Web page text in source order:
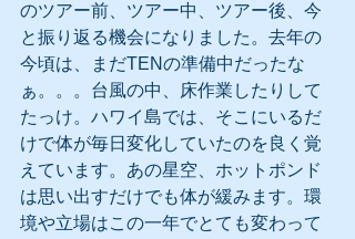
のツアー前、ツアー中、ツアー後、今
と振り返る機会になりました。去年の
今頃は、まだTENの準備中だったな
ぁ。。。台風の中、床作業したりして
たっけ。ハワイ島では、そこにいるだ
けで体が毎日変化していたのを良く覚
えています。あの星空、ホットポンド
は思い出すだけでも体が緩みます。環
境や立場はこの一年でとても変わって